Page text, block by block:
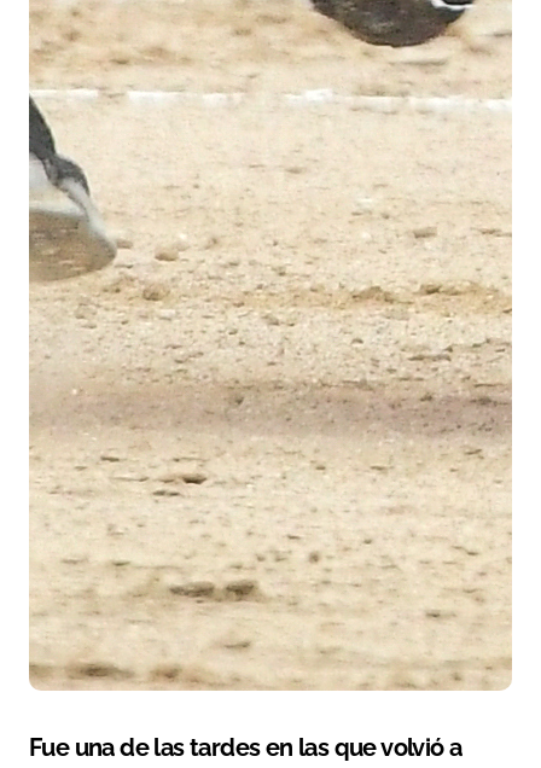
Fue una de las tardes en las que volvió a